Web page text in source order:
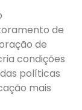
de
de
condições
políticas
mais